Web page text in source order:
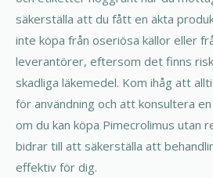
säkerställa att du fått en äkta
inte köpa från oseriösa källor eller
leverantörer, eftersom det finns
skadliga läkemedel. Kom ihåg att
för användning och att konsultera
om du kan köpa Pimecrolimus utan
bidrar till att säkerställa att
effektiv för dig.